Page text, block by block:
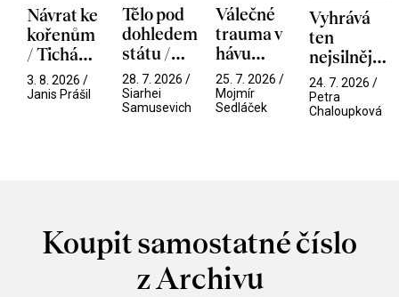
Návrat ke
kořenům
/ Tichá
přítelkyně
3. 8. 2026 /
Janis Prášil
Tělo pod
dohledem
státu /
Pramen
28. 7. 2026 /
Siarhei
Samusevich
Válečné
trauma v
hávu
spektáklu
/ Odyssea
25. 7. 2026 /
Mojmír
Sedláček
Vyhrává
ten
nejsilnější
/ V nitru
manosféry
24. 7. 2026 /
Petra
Chaloupková
Koupit samostatné číslo
z Archivu